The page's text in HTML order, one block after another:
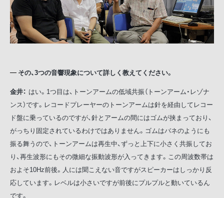
その、3つの音響現象について詳しく教えてください。
金井： はい。1つ目は、トーンアームの低域共振（トーンアーム・レゾナ
ンス）です。レコードプレーヤーのトーンアームは針を経由してレコー
ド盤に乗っているのですが、針とアームの間にはゴムが挟まっており、
がっちり固定されているわけではありません。ゴムはバネのようにも
振る舞うので、トーンアームは再生中、ずっと上下に小さく共振してお
り、再生波形にもその微細な振動波形が入ってきます。この周波数帯は
およそ10Hz前後。人には聞こえない音ですがスピーカーはしっかり反
応しています。レベルは小さいですが前後にプルプルと動いているん
です。